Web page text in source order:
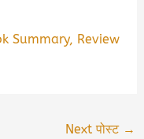
Summary, Review
Next पोस्ट →